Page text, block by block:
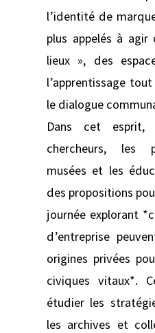
l’identité de
plus appelés à
lieux », des
l’apprentissage
le dialogue
Dans cet esprit,
chercheurs, les
musées et les
des propositions
journée explorant
d’entreprise
origines privées
civiques vitaux*.
étudier les
les archives et